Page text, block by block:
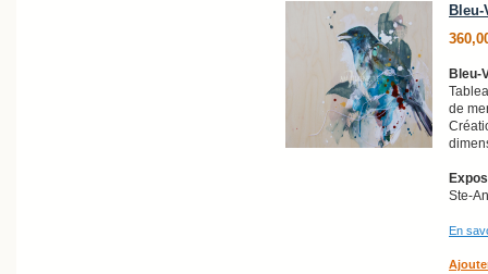
Bleu-
de
Ste-
En